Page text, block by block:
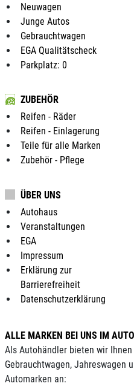
Neuwagen
Junge Autos
Gebrauchtwagen
EGA Qualitätscheck
Parkplatz: 0
ZUBEHÖR
Reifen - Räder
Reifen - Einlagerung
Teile für alle Marken
Zubehör - Pflege
ÜBER UNS
Autohaus
Veranstaltungen
EGA
Impressum
Erklärung zur
Barrierefreiheit
Datenschutzerklärung
ALLE MARKEN BEI UNS IM
Als Autohändler bieten wir
Gebrauchtwagen, Jahreswagen
Automarken an: